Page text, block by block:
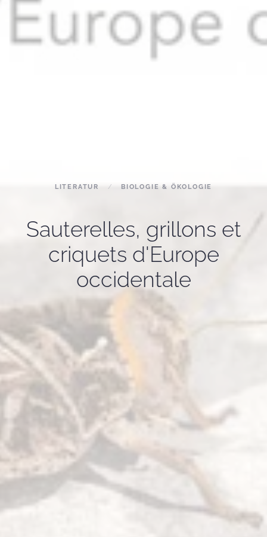
LITERATUR BIOLOGIE & ÖKOLOGIE
Sauterelles, grillons et
criquets d'Europe
occidentale